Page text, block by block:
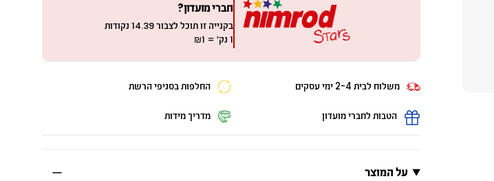
חברי מועדון?
בקנייה זו תוכל לצבור14.39 נקודות
1 נק׳ = ₪1
משלוח לבית 2-4 ימי עסקים החלפות בסניפי הרשת
הטבות לחברי מועדון מדריך מידות
על המוצר